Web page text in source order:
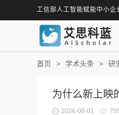
工信部人工智能赋能中小企
首页 学术头条 研
为什么新上映
2026-06-01